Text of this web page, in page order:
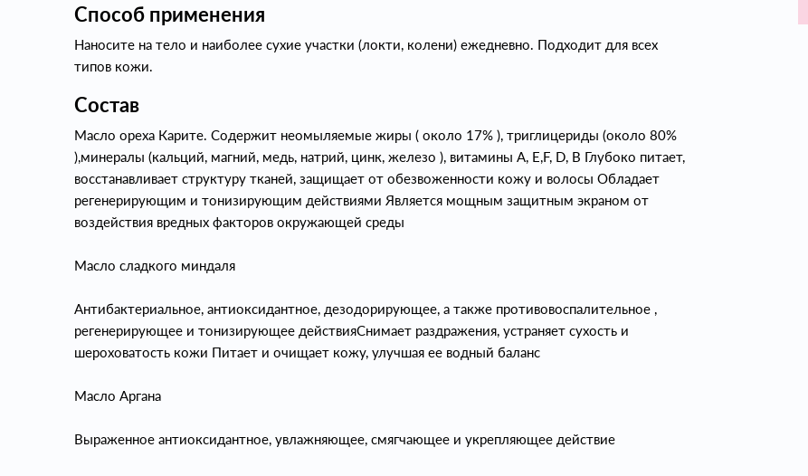
Способ применения
Наносите на тело и наиболее сухие участки (локти, колени) ежедневно. Подходит для всех
типов кожи.
Состав
Масло ореха Карите. Содержит неомыляемые жиры ( около 17% ), триглицериды (около 80%
),минералы (кальций, магний, медь, натрий, цинк, железо ), витамины A, E,F, D, B Глубоко питает,
восстанавливает структуру тканей, защищает от обезвоженности кожу и волосы Обладает
регенерирующим и тонизирующим действиями Является мощным защитным экраном от
воздействия вредных факторов окружающей среды
Масло сладкого миндаля
Антибактериальное, антиоксидантное, дезодорирующее, а также противовоспалительное ,
регенерирующее и тонизирующее действияСнимает раздражения, устраняет сухость и
шероховатость кожи Питает и очищает кожу, улучшая ее водный баланс
Масло Аргана
Выраженное антиоксидантное, увлажняющее, смягчающее и укрепляющее действие